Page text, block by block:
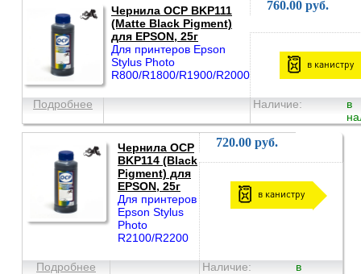
Чернила OCP BKP111
(Matte Black Pigment)
для EPSON, 25г
Для принтеров Epson
Stylus Photo
R800/R1800/R1900/R2000
760.00 руб.
в канистру
Подробнее Наличие:
в
Чернила OCP
BKP114 (Black
Pigment) для
EPSON, 25г
Для принтеров
Epson Stylus
Photo
R2100/R2200
720.00 руб.
в канистру
Подробнее Наличие:
в